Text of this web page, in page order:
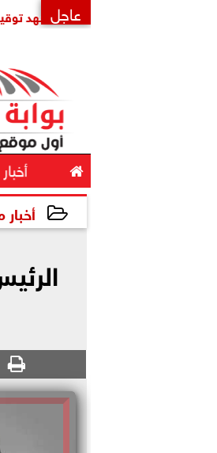
عاجل
مدبولي يشهد توقيع
